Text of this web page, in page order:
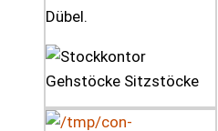
Dübel.